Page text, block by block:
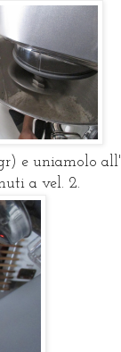
e uniamolo all'
a vel. 2.